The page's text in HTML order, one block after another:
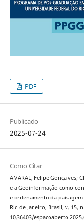
PDF
Publicado
2025-07-24
Como Citar
AMARAL, Felipe Gonçalves;
e a Geoinformação como
e ordenamento da
Rio de Janeiro, Brasil, v. 15,
10.36403/